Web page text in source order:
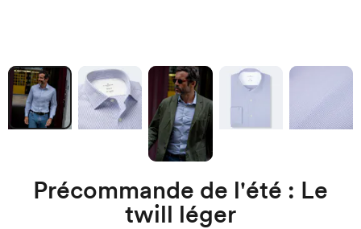
Précommande de l'été : Le
twill léger